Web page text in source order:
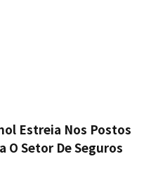
Estreia Nos Postos
O Setor De Seguros